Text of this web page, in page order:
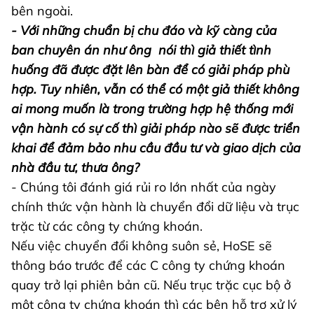
bên ngoài.
- Với những chuẩn bị chu đáo và kỹ càng của
ban chuyên án như ông nói thì giả thiết tình
huống đã được đặt lên bàn để có giải pháp phù
hợp. Tuy nhiên, vẫn có thể có một giả thiết không
ai mong muốn là trong trường hợp hệ thống mới
vận hành có sự cố thì giải pháp nào sẽ được triển
khai để đảm bảo nhu cầu đầu tư và giao dịch của
nhà đầu tư, thưa ông?
- Chúng tôi đánh giá rủi ro lớn nhất của ngày
chính thức vận hành là chuyển đổi dữ liệu và trục
trặc từ các công ty chứng khoán.
Nếu việc chuyển đổi không suôn sẻ, HoSE sẽ
thông báo trước để các C công ty chứng khoán
quay trở lại phiên bản cũ. Nếu trục trặc cục bộ ở
một công ty chứng khoán thì các bên hỗ trợ xử lý